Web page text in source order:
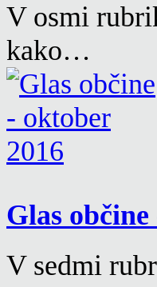
V osmi
kako…
Glas
V sedmi